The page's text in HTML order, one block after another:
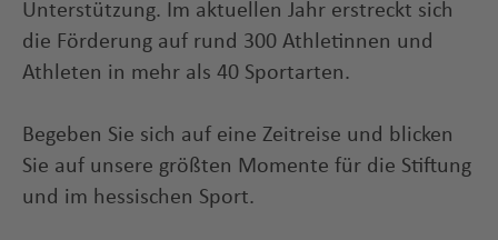
Unterstützung. Im aktuellen Jahr erstreckt sich
die Förderung auf rund 300 Athletinnen und
Athleten in mehr als 40 Sportarten.
Begeben Sie sich auf eine Zeitreise und blicken
Sie auf unsere größten Momente für die Stiftung
und im hessischen Sport.